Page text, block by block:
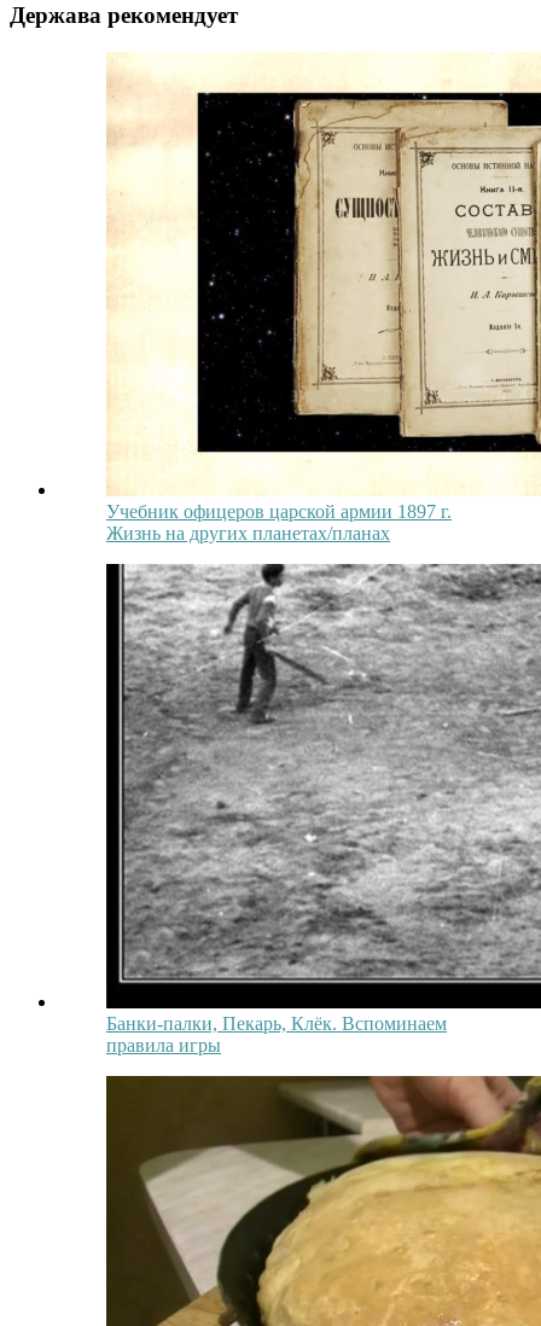
Держава рекомендует
Учебник офицеров царской армии 1897 г.
Жизнь на других планетах/планах
Банки-палки, Пекарь, Клёк. Вспоминаем
правила игры